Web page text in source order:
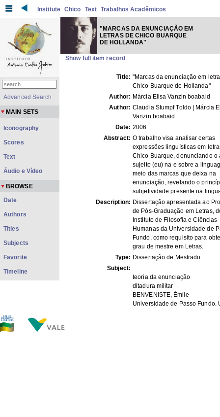
Institute Chico Text Trabalhos Acadêmicos
"MARCAS DA ENUNCIAÇÃO EM
LETRAS DE CHICO BUARQUE
DE HOLLANDA"
Show full item record
Title: "Marcas da enunciação em
Chico Buarque de Hollanda"
Author: Márcia Elisa Vanzin boabaid
Author: Claudia Stumpf Toldo | Márcia
Vanzin boabaid
Date: 2006
Abstract: O trabalho visa analisar certas
expressões linguísticas em
Chico Buarque, denunciando o
sujeito (eu) na e sobre a
meio das marcas que deixa na
enunciação, revelando o
subjetividade presente na
Description: Dissertação apresentada ao
de Pós-Graduação em Letras,
Instituto de Filosofia e Ciências
Humanas da Universidade de
Fundo, como requisito para
grau de mestre em Letras.
Type: Dissertação de Mestrado
Subject:
teoria da enunciação
ditadura militar
BENVENISTE, Émile
Universidade de Passo Fundo,
Advanced Search
MAIN SETS
Iconography
Scores
Text
Áudio e Vídeo
BROWSE
Date
Authors
Titles
Subjects
Favorite
Timeline